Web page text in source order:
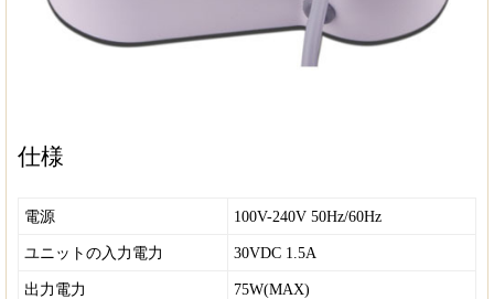
仕様
電源 100V-240V 50Hz/60Hz
ユニットの入力電力 30VDC 1.5A
出力電力 75W(MAX)